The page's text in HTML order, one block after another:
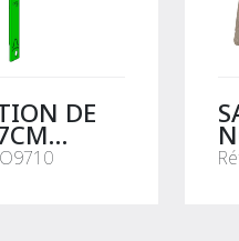
DE
SUR